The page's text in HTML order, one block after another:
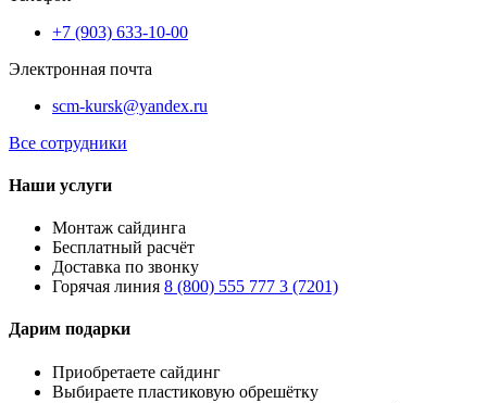
+7 (903) 633-10-00
Электронная почта
scm-kursk@yandex.ru
Все сотрудники
Наши услуги
Монтаж сайдинга
Бесплатный расчёт
Доставка по звонку
Горячая линия 8 (800) 555 777 3 (7201)
Дарим подарки
Приобретаете сайдинг
Выбираете пластиковую обрешётку